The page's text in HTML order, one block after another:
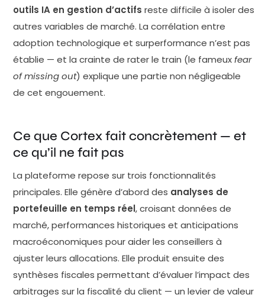
outils IA en gestion d’actifs reste difficile à isoler des
autres variables de marché. La corrélation entre
adoption technologique et surperformance n’est pas
établie — et la crainte de rater le train (le fameuxfear
of missing out) explique une partie non négligeable
de cet engouement.
Ce que Cortex fait concrètement — et
ce qu’il ne fait pas
La plateforme repose sur trois fonctionnalités
principales. Elle génère d’abord des analyses de
portefeuille en temps réel, croisant données de
marché, performances historiques et anticipations
macroéconomiques pour aider les conseillers à
ajuster leurs allocations. Elle produit ensuite des
synthèses fiscales permettant d’évaluer l’impact des
arbitrages sur la fiscalité du client — un levier de valeur